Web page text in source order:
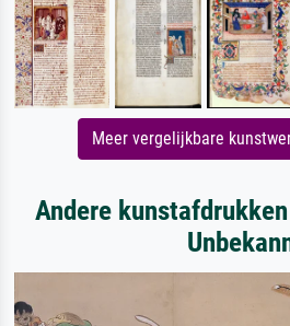
Meer vergelijkbare
Andere